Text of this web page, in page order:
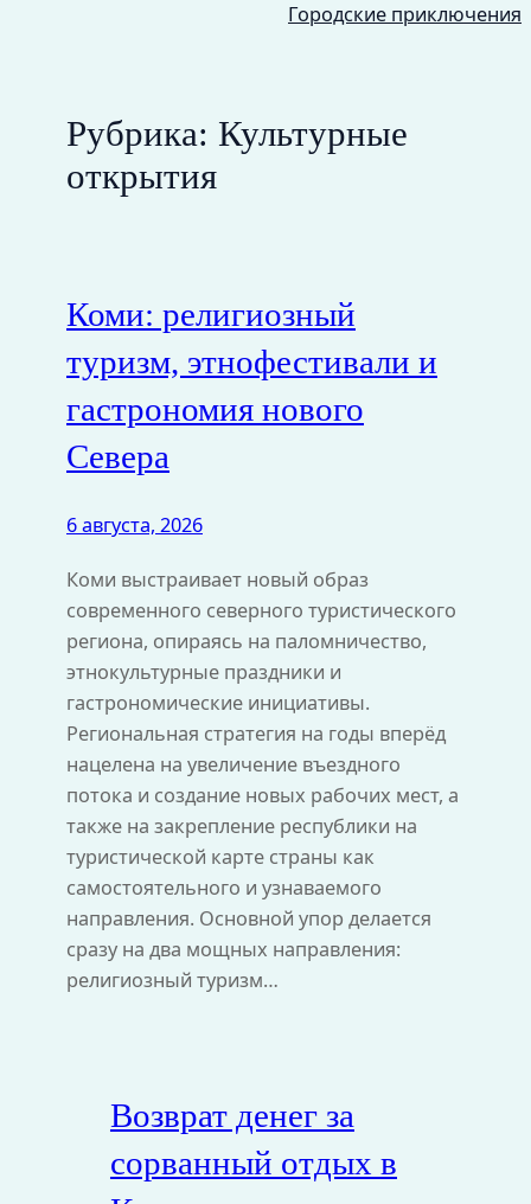
Городские приключения
Рубрика: Культурные
открытия
Коми: религиозный
туризм, этнофестивали и
гастрономия нового
Севера
6 августа, 2026
Коми выстраивает новый образ
современного северного туристического
региона, опираясь на паломничество,
этнокультурные праздники и
гастрономические инициативы.
Региональная стратегия на годы вперёд
нацелена на увеличение въездного
потока и создание новых рабочих мест, а
также на закрепление республики на
туристической карте страны как
самостоятельного и узнаваемого
направления. Основной упор делается
сразу на два мощных направления:
религиозный туризм…
Возврат денег за
сорванный отдых в